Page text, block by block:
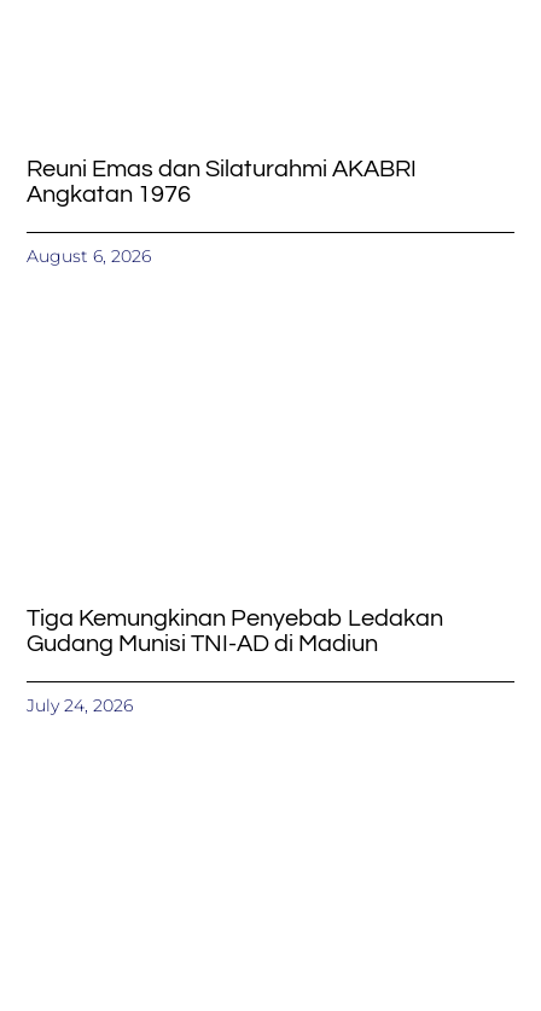
Reuni Emas dan Silaturahmi AKABRI
Angkatan 1976
August 6, 2026
Tiga Kemungkinan Penyebab Ledakan
Gudang Munisi TNI-AD di Madiun
July 24, 2026